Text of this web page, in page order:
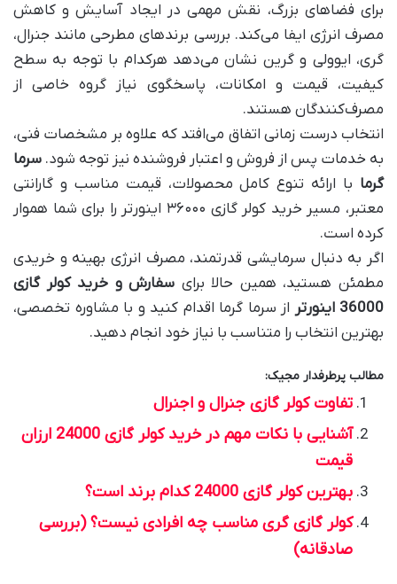
برای فضاهای بزرگ، نقش مهمی در ایجاد آسایش و کاهش
مصرف انرژی ایفا می‌کند. بررسی برندهای مطرحی مانند جنرال،
گری، ایوولی و گرین نشان می‌دهد هرکدام با توجه به سطح
کیفیت، قیمت و امکانات، پاسخگوی نیاز گروه خاصی از
مصرف‌کنندگان هستند.
انتخاب درست زمانی اتفاق می‌افتد که علاوه بر مشخصات فنی،
به خدمات پس از فروش و اعتبار فروشنده نیز توجه شود. سرما
گرما با ارائه تنوع کامل محصولات، قیمت مناسب و گارانتی
معتبر، مسیر خرید کولر گازی ۳۶۰۰۰ اینورتر را برای شما هموار
کرده است.
اگر به دنبال سرمایشی قدرتمند، مصرف انرژی بهینه و خریدی
مطمئن هستید، همین حالا برای سفارش و خرید کولر گازی
36000 اینورتر
از سرما گرما اقدام کنید و با مشاوره تخصصی،
بهترین انتخاب را متناسب با نیاز خود انجام دهید.
مطالب پرطرفدار مجیک:
تفاوت کولر گازی جنرال و اجنرال
آشنایی با نکات مهم در خرید کولر گازی 24000 ارزان
قیمت
بهترین کولر گازی 24000 کدام برند است؟
کولر گازی گری مناسب چه افرادی نیست؟ (بررسی
صادقانه)